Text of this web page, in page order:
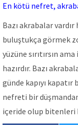
En kötü nefret,
Bazı akrabalar
buluştukça görmek
yüzüne sırıtırsın
hazırdır. Bazı
günde kapıyı kapatır
nefreti bir
içeride olup bitenleri